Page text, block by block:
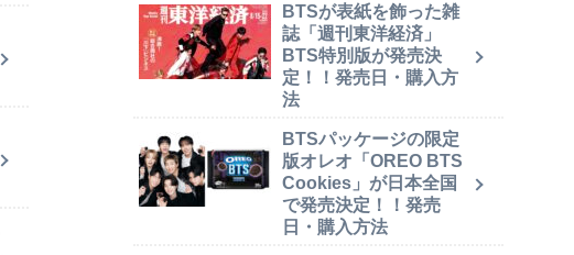
BTSが表紙を飾った雑
誌「週刊東洋経済」
BTS特別版が発売決
定！！発売日・購入方
法
BTSパッケージの限定
版オレオ「OREO BTS
Cookies」が日本全国
で発売決定！！発売
日・購入方法